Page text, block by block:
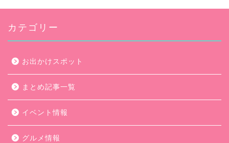
カテゴリー
お出かけスポット
まとめ記事一覧
イベント情報
グルメ情報